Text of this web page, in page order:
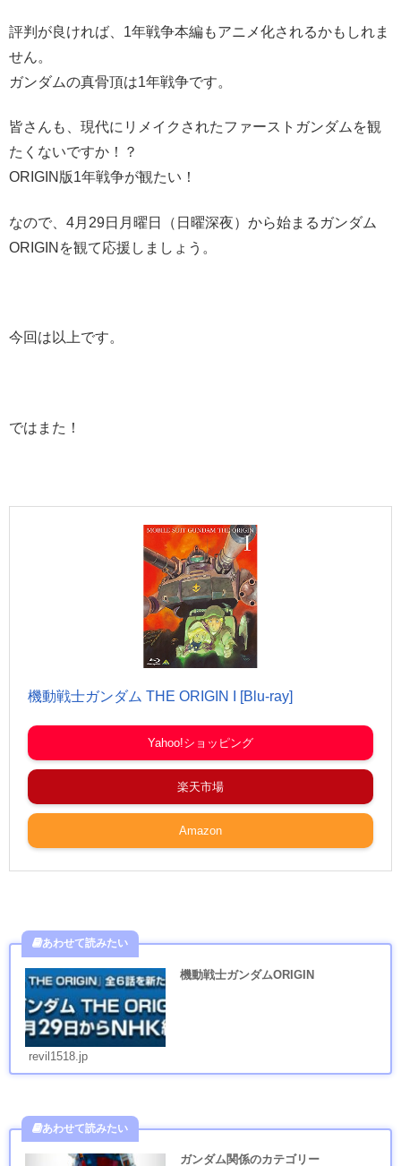
評判が良ければ、1年戦争本編もアニメ化されるかもしれま
せん。
ガンダムの真骨頂は1年戦争です。
皆さんも、現代にリメイクされたファーストガンダムを観
たくないですか！？
ORIGIN版1年戦争が観たい！
なので、4月29日月曜日（日曜深夜）から始まるガンダム
ORIGINを観て応援しましょう。
今回は以上です。
ではまた！
機動戦士ガンダム THE ORIGIN I [Blu-ray]
Yahoo!ショッピング
楽天市場
Amazon
機動戦士ガンダムORIGIN
revil1518.jp
ガンダム関係のカテゴリー